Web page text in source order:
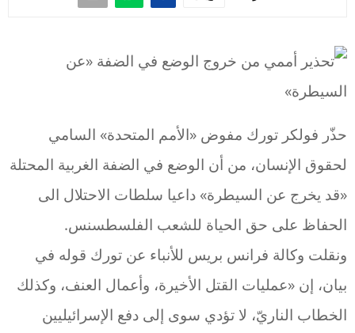
حذّر فولكر تورك مفوض «الأمم المتحدة» السامي
لحقوق الإنسان، من أن الوضع في الضفة الغربية المحتلة
«قد يخرج عن السيطرة» داعيا سلطات الاحتلال الى
الحفاظ على حق الحياة للشعب الفلسطسنس.
ونقلت وكالة فرانس بريس للأنباء عن تورك قوله في
بيان، إن «عمليات القتل الأخيرة، وأعمال العنف، وكذلك
الخطاب الناريّ، لا تؤدي سوى إلى دفع الإسرائيليين